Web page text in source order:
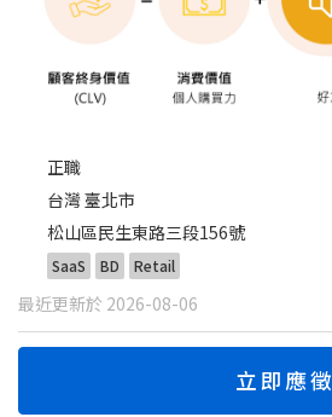
正職
台灣 臺北市
松山區民生東路三段156號
SaaS BD Retail
最近更新於 2026-08-06
立即應徵